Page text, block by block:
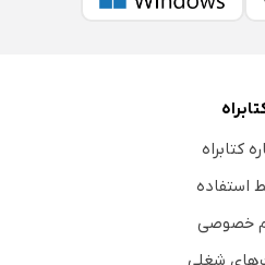
کتابراه
استفاده
خصوصی